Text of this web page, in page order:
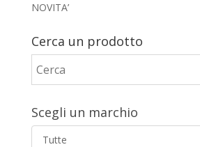
NOVITA’
Cerca un prodotto
Scegli un marchio
Tutte